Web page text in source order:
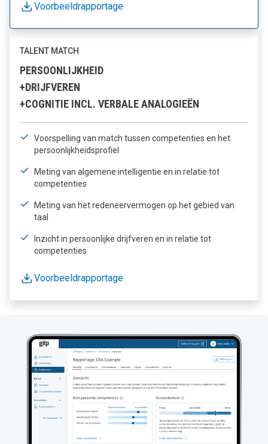
Voorbeeldrapportage
TALENT MATCH
PERSOONLIJKHEID
+DRIJFVEREN
+COGNITIE INCL. VERBALE ANALOGIEËN
Voorspelling van match tussen competenties en het
persoonlijkheidsprofiel
Meting van algemene intelligentie en in relatie tot
competenties
Meting van het redeneervermogen op het gebied van
taal
Inzicht in persoonlijke drijfveren en in relatie tot
competenties
Voorbeeldrapportage